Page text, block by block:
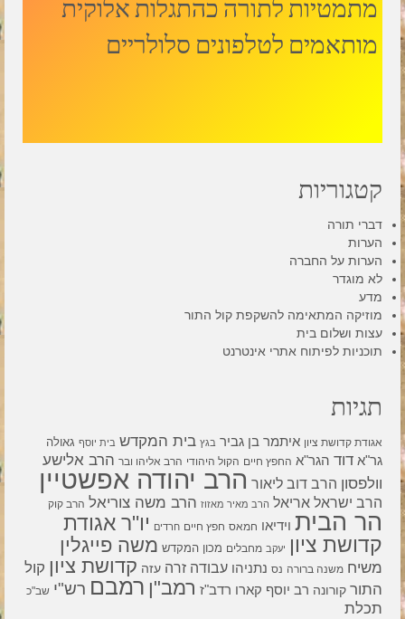
מתמטיות לתורה כהתגלות אלוקית
מותאמים לטלפונים סלולריים
קטגוריות
דברי תורה
הערות
הערות על החברה
לא מוגדר
מדע
מוזיקה המתאימה להשקפת קול התור
עצות ושלום בית
תוכניות לפיתוח אתרי אינטרנט
תגיות
אגודת קדושת ציון איתמר בן גביר בגץ בית המקדש בית יוסף גאולה
גר"א דוד הגר"א החפץ חיים הקול היהודי הרב אליהו ובר הרב אלישע
וולפסון הרב דוב ליאור הרב יהודה אפשטיין
הרב ישראל אריאל הרב מאיר מאזוז הרב משה צוריאל הרב קוק
הר הבית וידיאו חמאס חפץ חיים חרדים יו"ר אגודת
קדושת ציון יעקב מחבלים מכון המקדש משה פייגלין
משיח משנה ברורה נס נתניהו עבודה זרה עזה קדושת ציון קול
התור קורונה רב יוסף קארו רדב"ז רמב"ן רמבם רש"י שב"כ
תכלת